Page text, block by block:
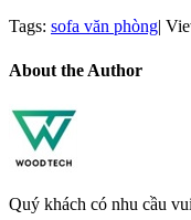
Tags: sofa văn phòng
About the Author
Quý khách có nhu cầu